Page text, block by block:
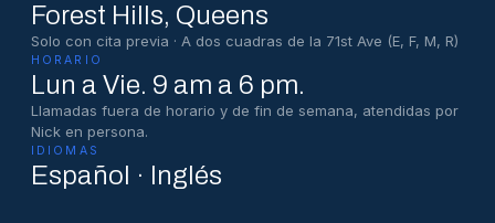
Forest Hills, Queens
Solo con cita previa · A dos cuadras de la 71st Ave (E, F, M, R)
HORARIO
Lun a Vie. 9 am a 6 pm.
Llamadas fuera de horario y de fin de semana, atendidas por
Nick en persona.
IDIOMAS
Español · Inglés